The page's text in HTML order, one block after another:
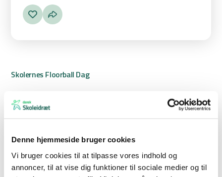
Denne hjemmeside bruger cookies
Vi bruger cookies til at tilpasse vores indhold og
annoncer, til at vise dig funktioner til sociale medier og til
Skolernes Floorball Dag
elever , som kulminerer med et stævne i
uge 45 2026.I ugerne op
til stævnet arbejder eleverne med floorball i idrætstimerne – en
færdigheder, samarbejde og forståelse for spillet. Forløbet
kulminerer i uge 45, hvor hold fra forskellige skoler mødes til en dag
fyldt med kampe, fællesskab og bevægelsesglæde.